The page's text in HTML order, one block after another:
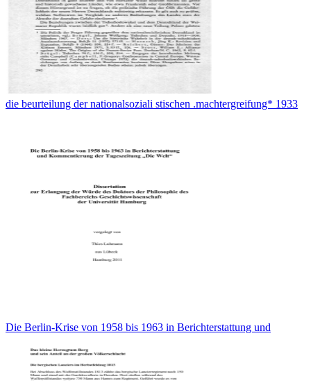
die beurteilung der nationalsoziali stischen .machtergreifung* 1933
Die Berlin-Krise von 1958 bis 1963 in Berichterstattung und